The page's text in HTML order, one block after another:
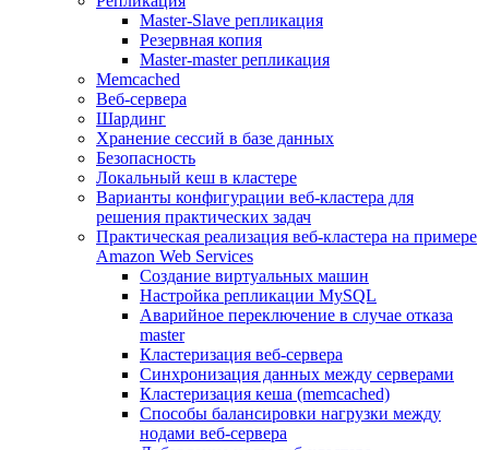
Master-Slave репликация
Резервная копия
Master-master репликация
Memcached
Веб-сервера
Шардинг
Хранение сессий в базе данных
Безопасность
Локальный кеш в кластере
Варианты конфигурации веб-кластера для
решения практических задач
Практическая реализация веб-кластера на примере
Amazon Web Services
Создание виртуальных машин
Настройка репликации MySQL
Аварийное переключение в случае отказа
master
Кластеризация веб-сервера
Синхронизация данных между серверами
Кластеризация кеша (memcached)
Способы балансировки нагрузки между
нодами веб-сервера